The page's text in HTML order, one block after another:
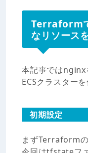
Terraform
なリソース
本記事ではnginx
ECSクラスターを
初期設定
まずTerraformの